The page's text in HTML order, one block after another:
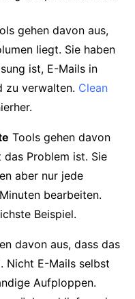
gehen davon aus,
liegt. Sie haben
ist, E-Mails in
zu verwalten. Clean
Tools gehen davon
Problem ist. Sie
aber nur jede
bearbeiten.
Beispiel.
davon aus, dass das
Nicht E-Mails selbst
Aufploppen.